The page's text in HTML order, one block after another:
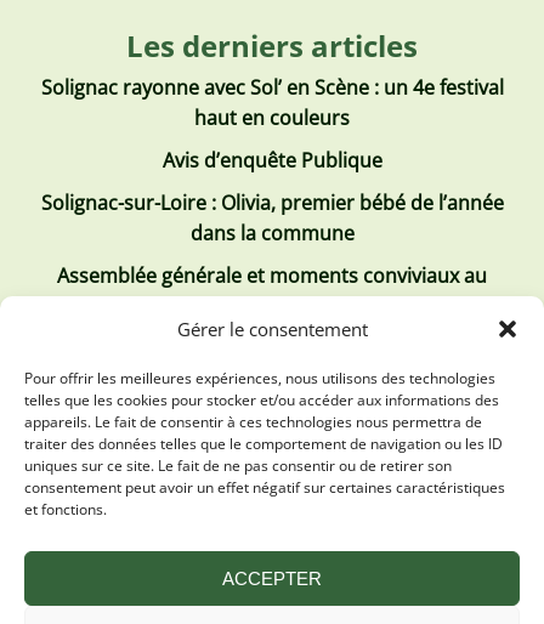
Gérer le consentement
Pour offrir les meilleures expériences, nous utilisons des technologies
telles que les cookies pour stocker et/ou accéder aux informations des
appareils. Le fait de consentir à ces technologies nous permettra de
traiter des données telles que le comportement de navigation ou les ID
uniques sur ce site. Le fait de ne pas consentir ou de retirer son
consentement peut avoir un effet négatif sur certaines caractéristiques
et fonctions.
ACCEPTER
Les derniers articles
Solignac rayonne avec Sol’ en Scène : un 4e festival
haut en couleurs
Avis d’enquête Publique
Solignac-sur-Loire : Olivia, premier bébé de l’année
dans la commune
Assemblée générale et moments conviviaux au
Les derniers comptes rendus
Conseil municipal 2 juillet 2026
Conseil Municipal du 30 avril 2026